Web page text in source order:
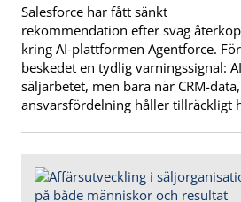
Salesforce har fått sänkt
rekommendation efter svag
kring AI-plattformen Agentforce.
beskedet en tydlig varningssignal:
säljarbetet, men bara när CRM-
ansvarsfördelning håller tillräckligt